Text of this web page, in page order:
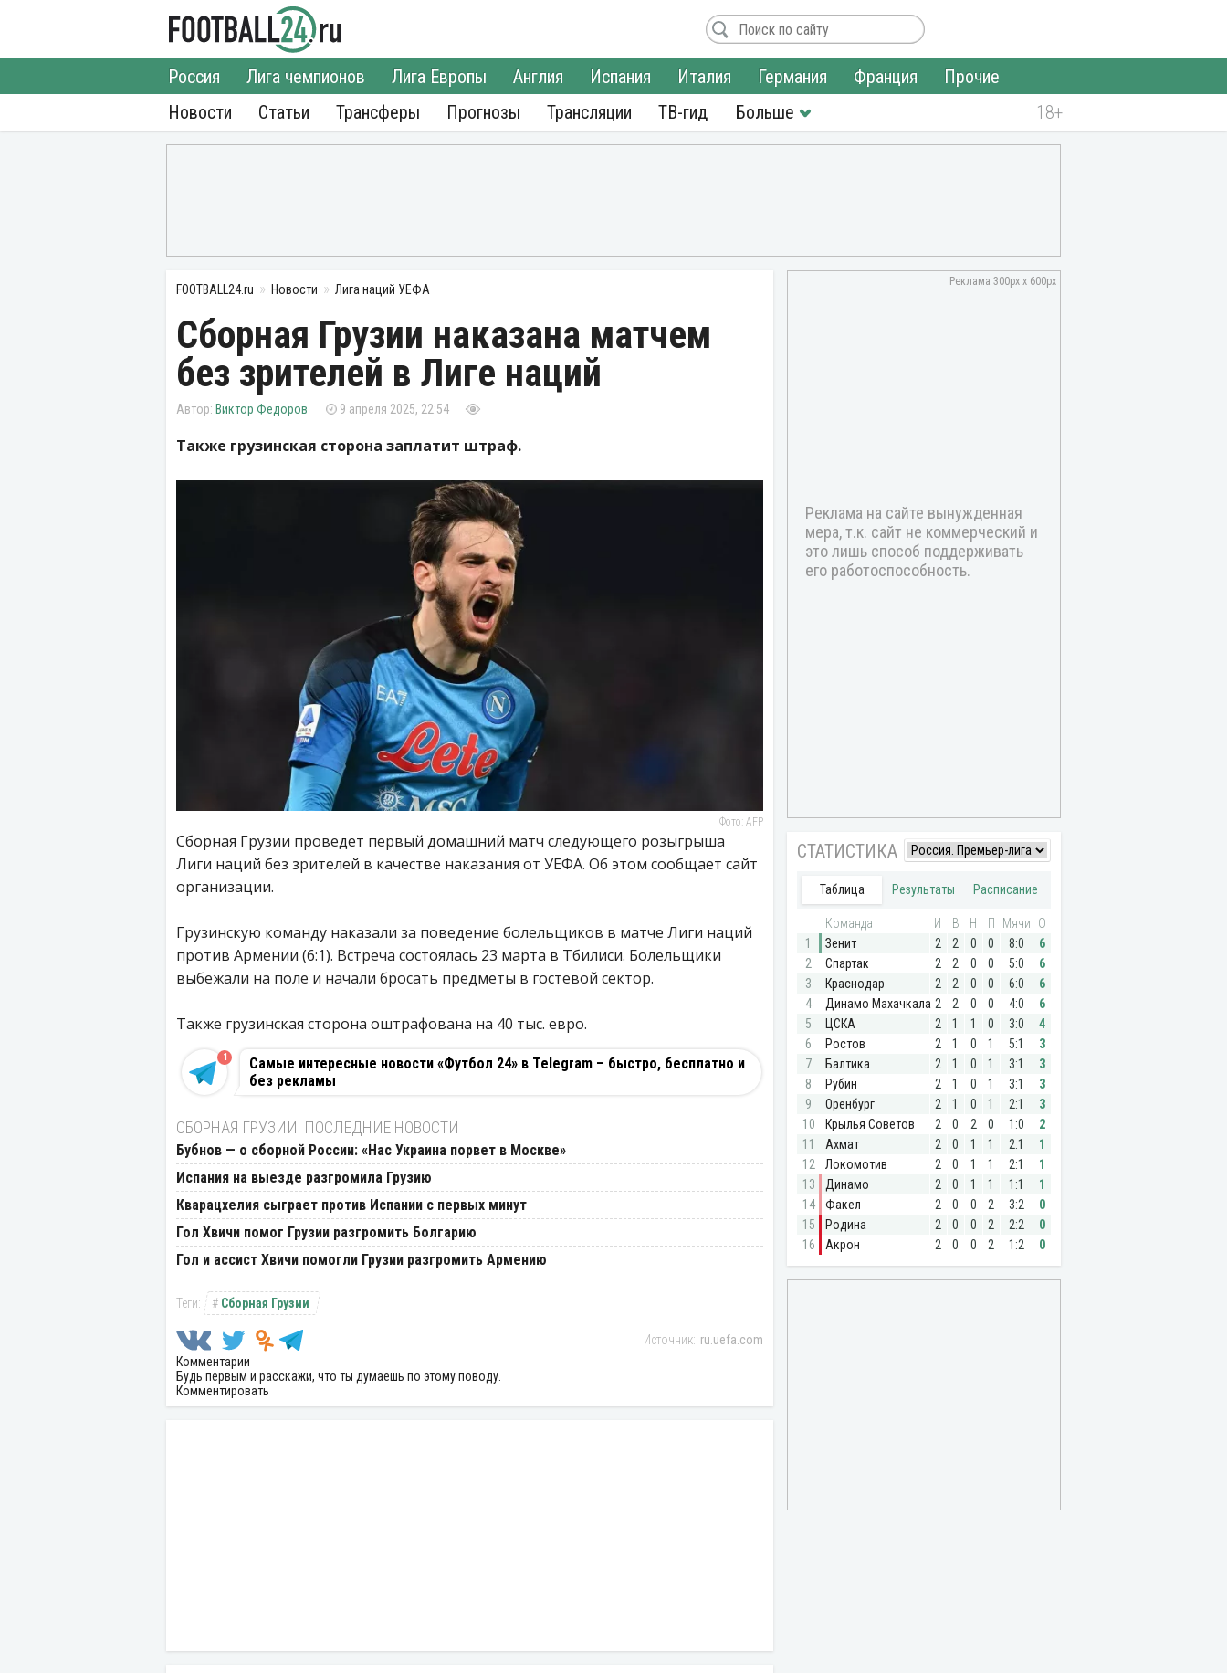
Новости
Россия Лига чемпионов Лига Европы Англия Испания Италия Германия Франция
Прочие
Статьи
Трансферы Прогнозы Трансляции ТВ-гид
FOOTBALL24.ru Новости Лига наций УЕФА
Сборная Грузии наказана матчем
без зрителей в Лиге наций
Виктор Федоров 9 апреля 2025, 22:54
Также грузинская сторона заплатит штраф.
Фото: AFP
Сборная Грузии проведет первый домашний матч следующего розыгрыша
Лиги наций без зрителей в качестве наказания от УЕФА. Об этом сообщает сайт
организации.
Грузинскую команду наказали за поведение болельщиков в матче Лиги наций
против Армении (6:1). Встреча состоялась 23 марта в Тбилиси. Болельщики
выбежали на поле и начали бросать предметы в гостевой сектор.
Также грузинская сторона оштрафована на 40 тыс. евро.
Самые интересные новости «Футбол 24» в Telegram – быстро, бесплатно и
без рекламы
1
СБОРНАЯ ГРУЗИИ: ПОСЛЕДНИЕ НОВОСТИ
Бубнов — о сборной России: «Нас Украина порвет в Москве»
Испания на выезде разгромила Грузию
Кварацхелия сыграет против Испании с первых минут
Гол Хвичи помог Грузии разгромить Болгарию
Гол и ассист Хвичи помогли Грузии разгромить Армению
Сборная Грузии
ru.uefa.com
Комментарии
Будь первым и расскажи, что ты думаешь по этому поводу.
Комментировать